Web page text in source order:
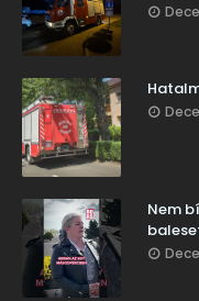
Nem